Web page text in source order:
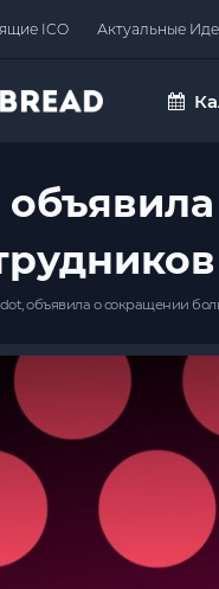
ICO Актуальные
объявила о сокращении